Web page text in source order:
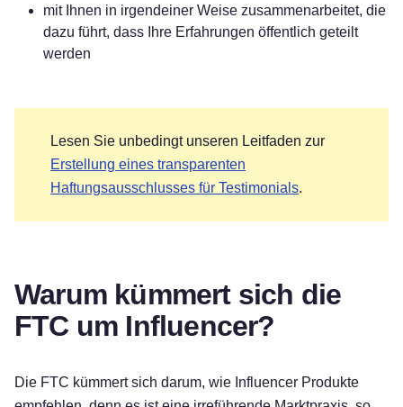
mit Ihnen in irgendeiner Weise zusammenarbeitet, die
dazu führt, dass Ihre Erfahrungen öffentlich geteilt
werden
Lesen Sie unbedingt unseren Leitfaden zur
Erstellung eines transparenten
Haftungsausschlusses für Testimonials.
Warum kümmert sich die
FTC um Influencer?
Die FTC kümmert sich darum, wie Influencer Produkte